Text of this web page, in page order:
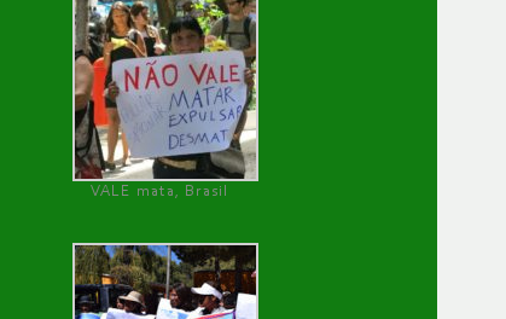
VALE mata, Brasil